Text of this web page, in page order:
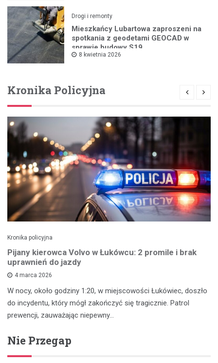
Drogi i remonty
Mieszkańcy Lubartowa zaproszeni na
spotkania z geodetami GEOCAD w
sprawie budowy S19
8 kwietnia 2026
Kronika Policyjna
Kronika policyjna
Pijany kierowca Volvo w Łukówcu: 2 promile i brak
uprawnień do jazdy
4 marca 2026
W nocy, około godziny 1:20, w miejscowości Łukówiec, doszło
do incydentu, który mógł zakończyć się tragicznie. Patrol
prewencji, zauważając niepewny…
Nie Przegap